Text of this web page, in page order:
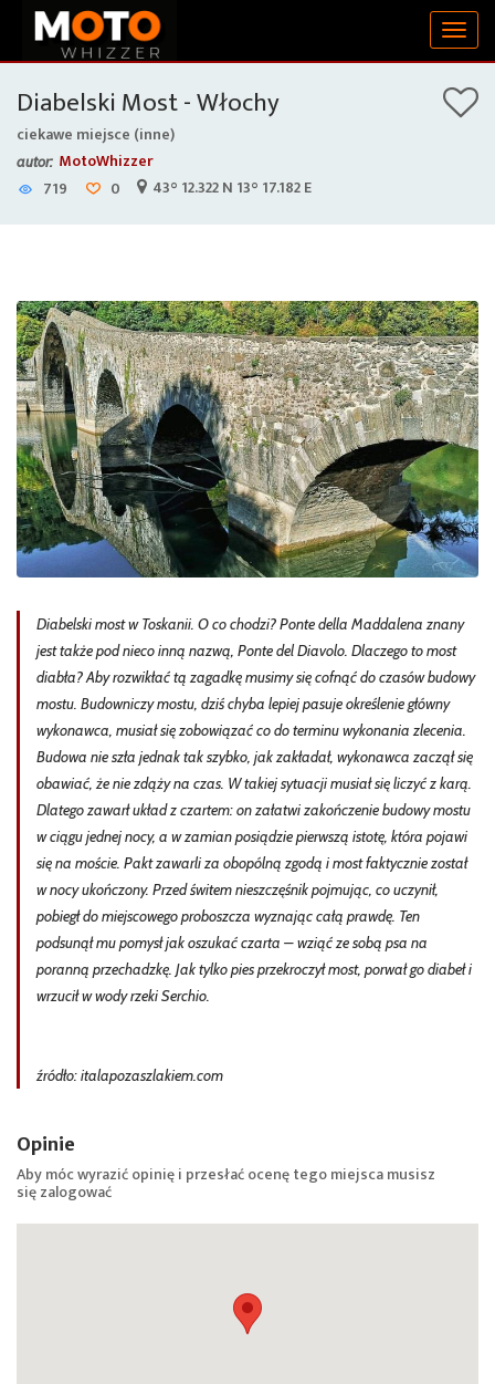
Diabelski Most - Włochy
ciekawe miejsce (inne)
autor: MotoWhizzer
719
0 43° 12.322 N 13° 17.182 E
Diabelski most w Toskanii. O co chodzi? Ponte della Maddalena znany
jest także pod nieco inną nazwą, Ponte del Diavolo. Dlaczego to most
diabła? Aby rozwikłać tą zagadkę musimy się cofnąć do czasów budowy
mostu. Budowniczy mostu, dziś chyba lepiej pasuje określenie główny
wykonawca, musiał się zobowiązać co do terminu wykonania zlecenia.
Budowa nie szła jednak tak szybko, jak zakładał, wykonawca zaczął się
obawiać, że nie zdąży na czas. W takiej sytuacji musiał się liczyć z karą.
Dlatego zawarł układ z czartem: on załatwi zakończenie budowy mostu
w ciągu jednej nocy, a w zamian posiądzie pierwszą istotę, która pojawi
się na moście. Pakt zawarli za obopólną zgodą i most faktycznie został
w nocy ukończony. Przed świtem nieszczęśnik pojmując, co uczynił,
pobiegł do miejscowego proboszcza wyznając całą prawdę. Ten
podsunął mu pomysł jak oszukać czarta – wziąć ze sobą psa na
poranną przechadzkę. Jak tylko pies przekroczył most, porwał go diabeł i
wrzucił w wody rzeki Serchio.
źródło: italapozaszlakiem.com
Opinie
Aby móc wyrazić opinię i przesłać ocenę tego miejsca musisz
sięzalogować